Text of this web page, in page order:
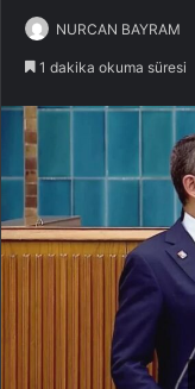
NURCAN BAYRAM
1 dakika okuma süresi